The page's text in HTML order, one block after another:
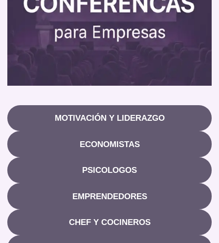
MOTIVACIÓN Y LIDERAZGO
ECONOMISTAS
PSICOLOGOS
EMPRENDEDORES
CHEF Y COCINEROS